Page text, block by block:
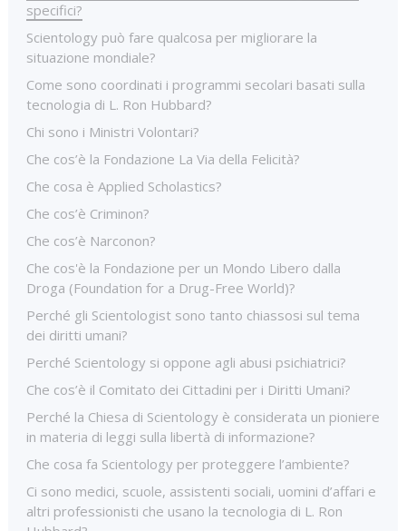
specifici?
Scientology può fare qualcosa per migliorare la
situazione mondiale?
Come sono coordinati i programmi secolari basati sulla
tecnologia di L. Ron Hubbard?
Chi sono i Ministri Volontari?
Che cos’è la Fondazione La Via della Felicità?
Che cosa è Applied Scholastics?
Che cos’è Criminon?
Che cos’è Narconon?
Che cos'è la Fondazione per un Mondo Libero dalla
Droga (Foundation for a Drug-Free World)?
Perché gli Scientologist sono tanto chiassosi sul tema
dei diritti umani?
Perché Scientology si oppone agli abusi psichiatrici?
Che cos’è il Comitato dei Cittadini per i Diritti Umani?
Perché la Chiesa di Scientology è considerata un pioniere
in materia di leggi sulla libertà di informazione?
Che cosa fa Scientology per proteggere l’ambiente?
Ci sono medici, scuole, assistenti sociali, uomini d’affari e
altri professionisti che usano la tecnologia di L. Ron